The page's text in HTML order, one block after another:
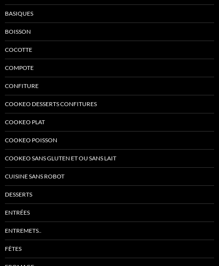
BASIQUES
BOISSON
COCOTTE
COMPOTE
CONFITURE
COOKEO DESSERTS CONFITURES
COOKEO PLAT
COOKEO POISSON
COOKEO SANS GLUTEN ET OU SANS LAIT
CUISINE SANS ROBOT
DESSERTS
ENTRÉES
ENTREMETS..
FÊTES